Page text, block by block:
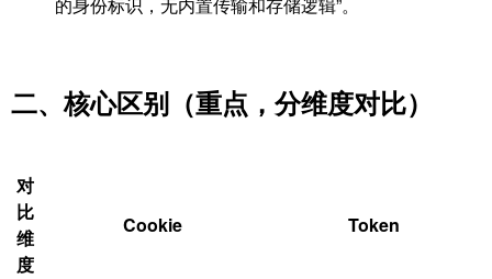
的身份标识，无内置传输和存储逻辑”。
二、核心区别（重点，分维度对比）
对
比
维
度
Cookie Token